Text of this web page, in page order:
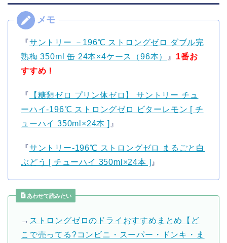
『サントリー －196℃ ストロングゼロ ダブル完
熟梅 350ml 缶 24本×4ケース（96本）
』 1番お
すすめ！
『
【糖類ゼロ プリン体ゼロ】 サントリー チュ
ーハイ-196℃ ストロングゼロ ビターレモン [ チ
ューハイ 350ml×24本 ] 』
『サントリー-196℃ ストロングゼロ まるごと白
ぶどう [ チューハイ 350ml×24本 ] 』
あわせて読みたい
→ ストロングゼロのドライおすすめまとめ【ど
こで売ってる?コンビニ・スーパー・ドンキ・ま